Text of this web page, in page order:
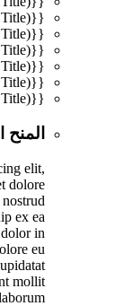
{{mmc.getCurrentTranslation(item.Title)}}
{{mmc.getCurrentTranslation(item.Title)}}
{{mmc.getCurrentTranslation(item.Title)}}
{{mmc.getCurrentTranslation(item.Title)}}
{{mmc.getCurrentTranslation(item.Title)}}
{{mmc.getCurrentTranslation(item.Title)}}
المنح
elit,
dolore
ex ea
in
eu
mollit